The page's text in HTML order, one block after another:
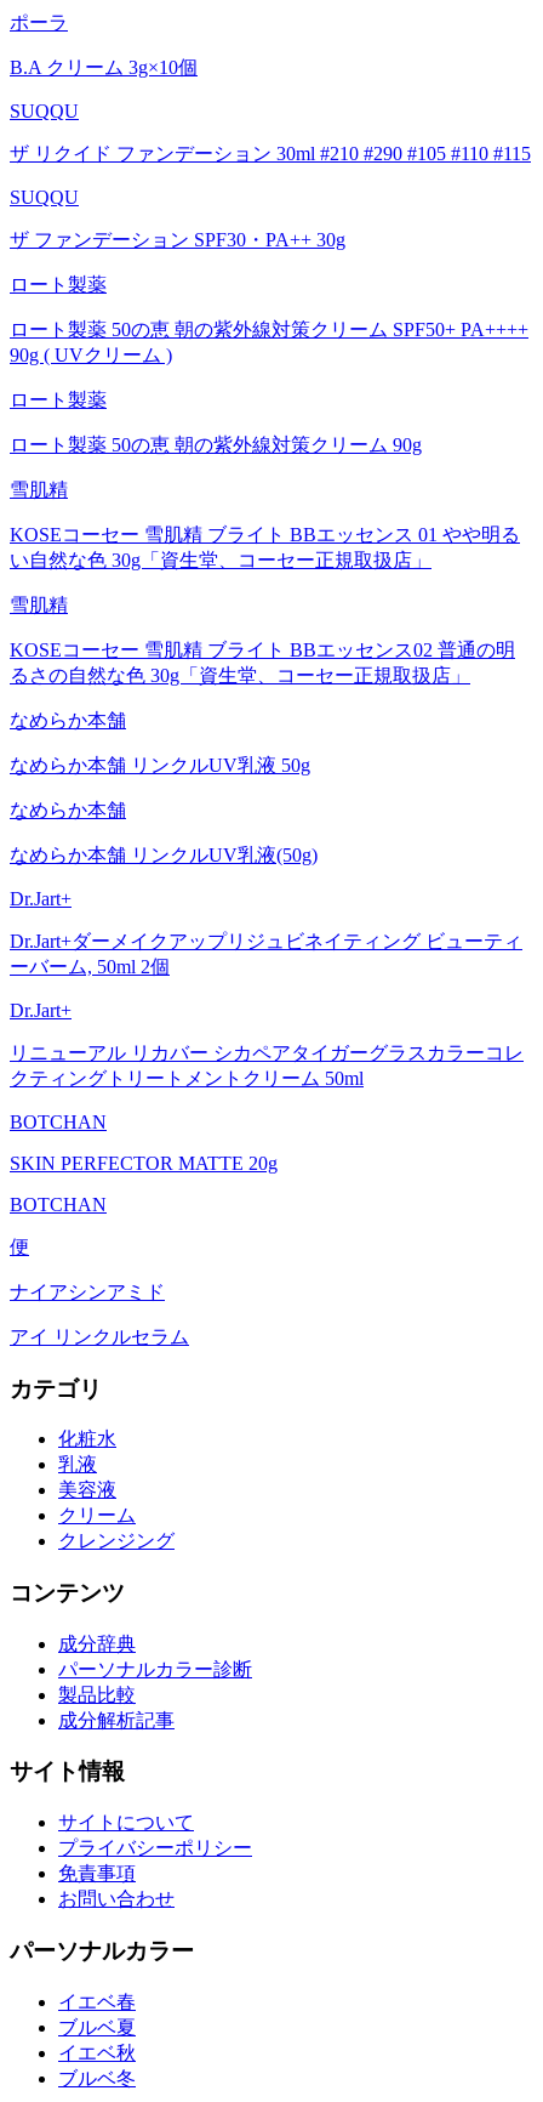
ポーラ
B.A クリーム 3g×10個
SUQQU
ザ リクイド ファンデーション 30ml #210 #290 #105 #110 #115
SUQQU
ザ ファンデーション SPF30・PA++ 30g
ロート製薬
ロート製薬 50の恵 朝の紫外線対策クリーム SPF50+ PA++++
90g ( UVクリーム )
ロート製薬
ロート製薬 50の恵 朝の紫外線対策クリーム 90g
雪肌精
KOSEコーセー 雪肌精 ブライト BBエッセンス 01 やや明る
い自然な色 30g「資生堂、コーセー正規取扱店」
雪肌精
KOSEコーセー 雪肌精 ブライト BBエッセンス02 普通の明
るさの自然な色 30g「資生堂、コーセー正規取扱店」
なめらか本舗
なめらか本舗 リンクルUV乳液 50g
なめらか本舗
なめらか本舗 リンクルUV乳液(50g)
Dr.Jart+
Dr.Jart+ダーメイクアップリジュビネイティング ビューティ
ーバーム, 50ml 2個
Dr.Jart+
リニューアル リカバー シカペアタイガーグラスカラーコレ
クティングトリートメントクリーム 50ml
BOTCHAN
SKIN PERFECTOR MATTE 20g
BOTCHAN
便
ナイアシンアミド
アイ リンクルセラム
カテゴリ
化粧水
乳液
美容液
クリーム
クレンジング
コンテンツ
成分辞典
パーソナルカラー診断
製品比較
成分解析記事
サイト情報
サイトについて
プライバシーポリシー
免責事項
お問い合わせ
パーソナルカラー
イエベ春
ブルベ夏
イエベ秋
ブルベ冬